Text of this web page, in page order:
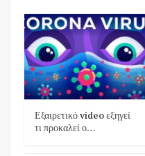
Εξαιρετικό video εξηγεί
τι προκαλεί ο…